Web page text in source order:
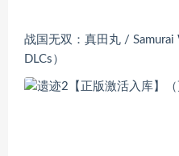
战国无双：真田丸 / Samurai
DLCs）